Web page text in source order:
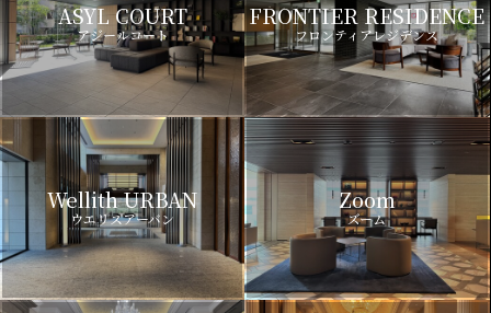
ASYL COURT
アジールコート
FRONTIER RESIDENCE
フロンティアレジデンス
Wellith URBAN
ウエリスアーバン
Zoom
ズーム